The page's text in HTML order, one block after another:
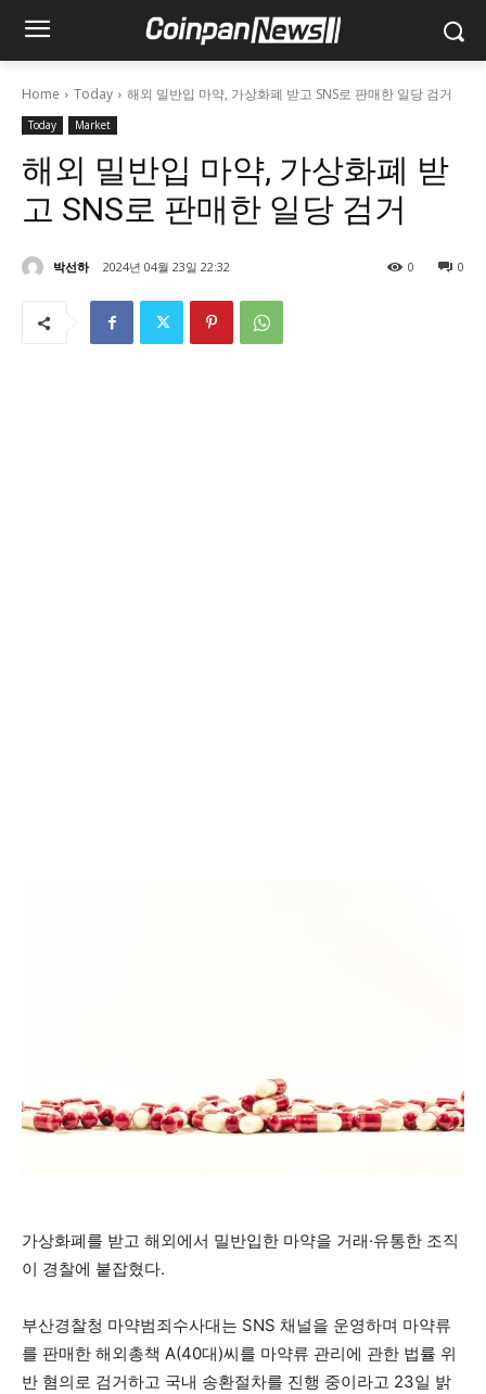
Home Today 해외 밀반입 마약, 가상화폐 받고 SNS로 판매한 일당 검거
Today Market
해외 밀반입 마약, 가상화폐 받
고 SNS로 판매한 일당 검거
박선하 2024년 04월 23일 22:32 0
0
가상화폐를 받고 해외에서 밀반입한 마약을 거래·유통한 조직
이 경찰에 붙잡혔다.
부산경찰청 마약범죄수사대는 SNS 채널을 운영하며 마약류
를 판매한 해외총책 A(40대)씨를 마약류 관리에 관한 법률 위
반 혐의로 검거하고 국내 송환절차를 진행 중이라고 23일 밝